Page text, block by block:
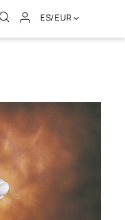
ES/EUR